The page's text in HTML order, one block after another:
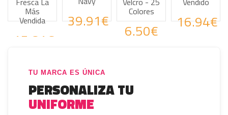
39.91€
6.50€ 16.94€ 9.68€
TU MARCA ES ÚNICA
PERSONALIZA TU
UNIFORME